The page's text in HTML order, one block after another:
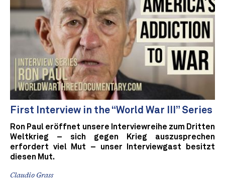
First Interview in the “World War III” Series
Ron Paul eröffnet unsere Interviewreihe zum Dritten
Weltkrieg – sich gegen Krieg auszusprechen
erfordert viel Mut – unser Interviewgast besitzt
diesen Mut.
Claudio Grass